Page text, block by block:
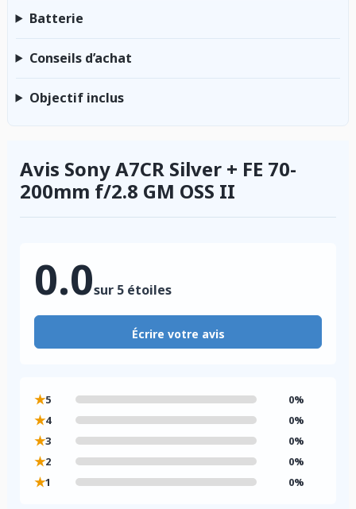
Batterie
Conseils d’achat
Objectif inclus
Avis Sony A7CR Silver + FE 70-
200mm f/2.8 GM OSS II
0.0sur 5 étoiles
Écrire votre avis
★5 0%
★4 0%
★3 0%
★2 0%
★1 0%